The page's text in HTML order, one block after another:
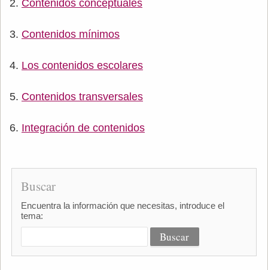
Contenidos conceptuales
Contenidos mínimos
Los contenidos escolares
Contenidos transversales
Integración de contenidos
Buscar
Encuentra la información que necesitas, introduce el
tema: